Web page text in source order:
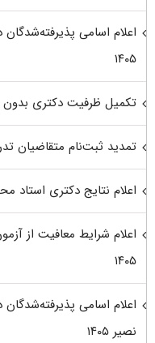
اعلام اسامی
۱۴۰۵
تکمیل ظرفیت دکتری بدون
تمدید ثبت‌نام متقاضیان
اعلام نتایج دکتری استاد
اعلام شرایط معافیت از
۱۴۰۵
اعلام اسامی
نصیر ۱۴۰۵